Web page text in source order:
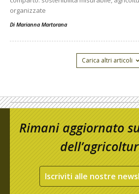
organizzate
Di Marianna Martorana
Carica altri articoli
Rimani aggiornato
Iscriviti alle nostre